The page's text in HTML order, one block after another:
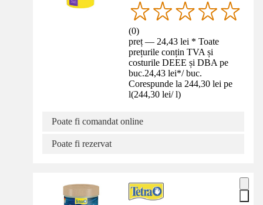
(0)
preț — 24,43 lei * Toate
prețurile conțin TVA și
costurile DEEE și DBA pe
buc.24,43 lei*/ buc.
Corespunde la 244,30 lei pe
l(244,30 lei/ l)
Poate fi comandat online
Poate fi rezervat